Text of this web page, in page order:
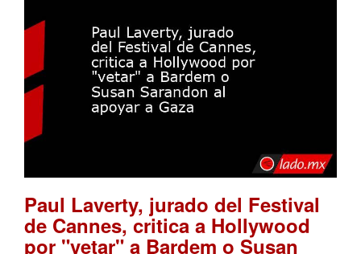
Paul Laverty, jurado del Festival
de Cannes, critica a Hollywood
por "vetar" a Bardem o Susan